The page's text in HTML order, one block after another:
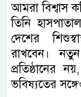
আমরা বিশ্বাস
তিনি
দেশের
রাখবেন।
প্রতিষ্ঠানের
ভবিষ্যতের